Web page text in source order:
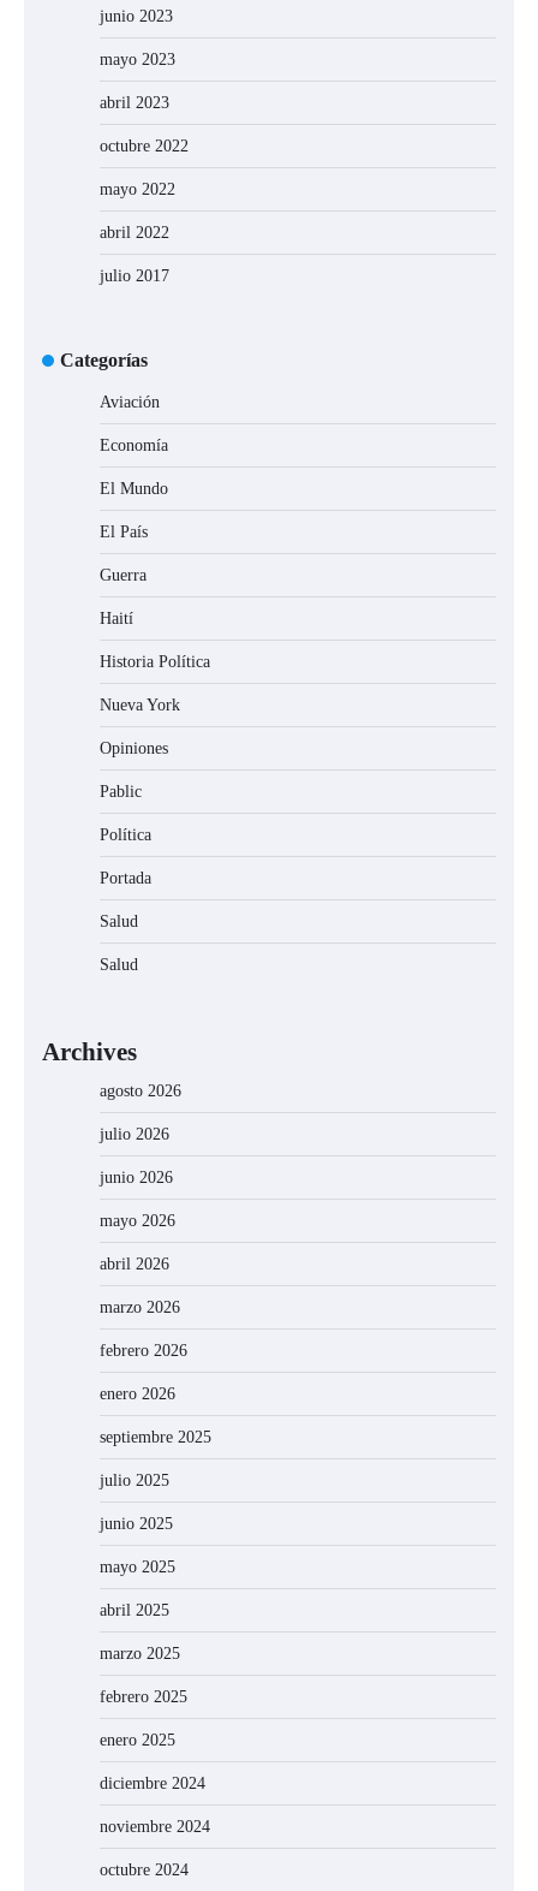
junio 2023
mayo 2023
abril 2023
octubre 2022
mayo 2022
abril 2022
julio 2017
Categorías
Aviación
Economía
El Mundo
El País
Guerra
Haití
Historia Política
Nueva York
Opiniones
Pablic
Política
Portada
Salud
Salud
Archives
agosto 2026
julio 2026
junio 2026
mayo 2026
abril 2026
marzo 2026
febrero 2026
enero 2026
septiembre 2025
julio 2025
junio 2025
mayo 2025
abril 2025
marzo 2025
febrero 2025
enero 2025
diciembre 2024
noviembre 2024
octubre 2024